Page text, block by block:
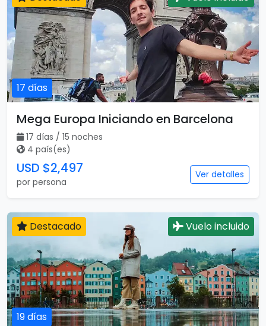
17 días
Mega Europa Iniciando en Barcelona
17 días / 15 noches
4 país(es)
USD $2,497
por persona
Ver detalles
19 días
Destacado Vuelo incluido